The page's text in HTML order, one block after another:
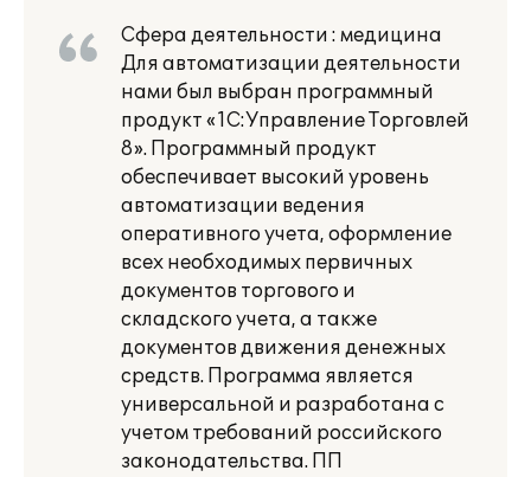
Сфера деятельности : медицина
Для автоматизации деятельности
нами был выбран программный
продукт «1С:Управление Торговлей
8». Программный продукт
обеспечивает высокий уровень
автоматизации ведения
оперативного учета, оформление
всех необходимых первичных
документов торгового и
складского учета, а также
документов движения денежных
средств. Программа является
универсальной и разработана с
учетом требований российского
законодательства. ПП